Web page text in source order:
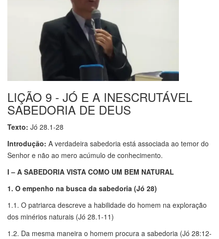
LIÇÃO 9 - JÓ E A INESCRUTÁVEL
SABEDORIA DE DEUS
Texto: Jó 28.1-28
Introdução: A verdadeira sabedoria está associada ao temor do
Senhor e não ao mero acúmulo de conhecimento.
I – A SABEDORIA VISTA COMO UM BEM NATURAL
1. O empenho na busca da sabedoria (Jó 28)
1.1. O patriarca descreve a habilidade do homem na exploração
dos minérios naturais (Jó 28.1-11)
1.2. Da mesma maneira o homem procura a sabedoria (Jó 28:12-